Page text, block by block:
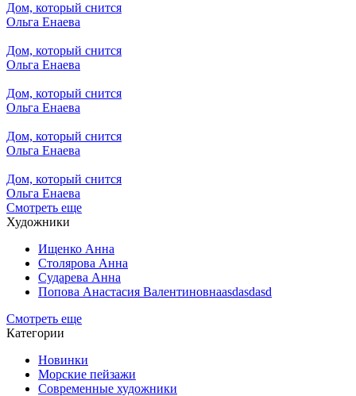
Дом, который снится
Ольга Енаева
Дом, который снится
Ольга Енаева
Дом, который снится
Ольга Енаева
Дом, который снится
Ольга Енаева
Дом, который снится
Ольга Енаева
Смотреть еще
Художники
Ищенко Анна
Столярова Анна
Сударева Анна
Попова Анастасия Валентиновнаasdasdasd
Смотреть еще
Категории
Новинки
Морские пейзажи
Современные художники